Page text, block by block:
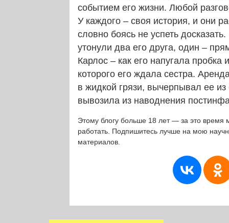
событием его жизни. Любой
У каждого – своя история, и они
словно боясь не успеть
утонули два его друга, один –
Карлос – как его напугала
которого его ждала сестра.
в жидкой грязи, вычерпывал ее
вывозила из наводнения
Этому блогу больше 18 лет — за это время
работать. Подпишитесь лучше на мою
материалов.